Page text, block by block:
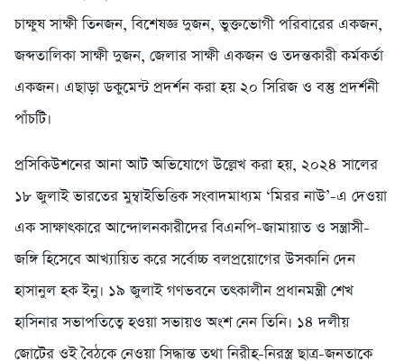
চাক্ষুষ সাক্ষী তিনজন, বিশেষজ্ঞ দুজন, ভুক্তভোগী পরিবারের একজন,
জব্দতালিকা সাক্ষী দুজন, জেলার সাক্ষী একজন ও তদন্তকারী কর্মকর্তা
একজন। এছাড়া ডকুমেন্ট প্রদর্শন করা হয় ২০ সিরিজ ও বস্তু প্রদর্শনী
পাঁচটি।
প্রসিকিউশনের আনা আট অভিযোগে উল্লেখ করা হয়, ২০২৪ সালের
১৮ জুলাই ভারতের মুম্বাইভিত্তিক সংবাদমাধ্যম ‘মিরর নাউ’-এ দেওয়া
এক সাক্ষাৎকারে আন্দোলনকারীদের বিএনপি-জামায়াত ও সন্ত্রাসী-
জঙ্গি হিসেবে আখ্যায়িত করে সর্বোচ্চ বলপ্রয়োগের উসকানি দেন
হাসানুল হক ইনু। ১৯ জুলাই গণভবনে তৎকালীন প্রধানমন্ত্রী শেখ
হাসিনার সভাপতিত্বে হওয়া সভায়ও অংশ নেন তিনি। ১৪ দলীয়
জোটের ওই বৈঠকে নেওয়া সিদ্ধান্ত তথা নিরীহ-নিরস্ত্র ছাত্র-জনতাকে